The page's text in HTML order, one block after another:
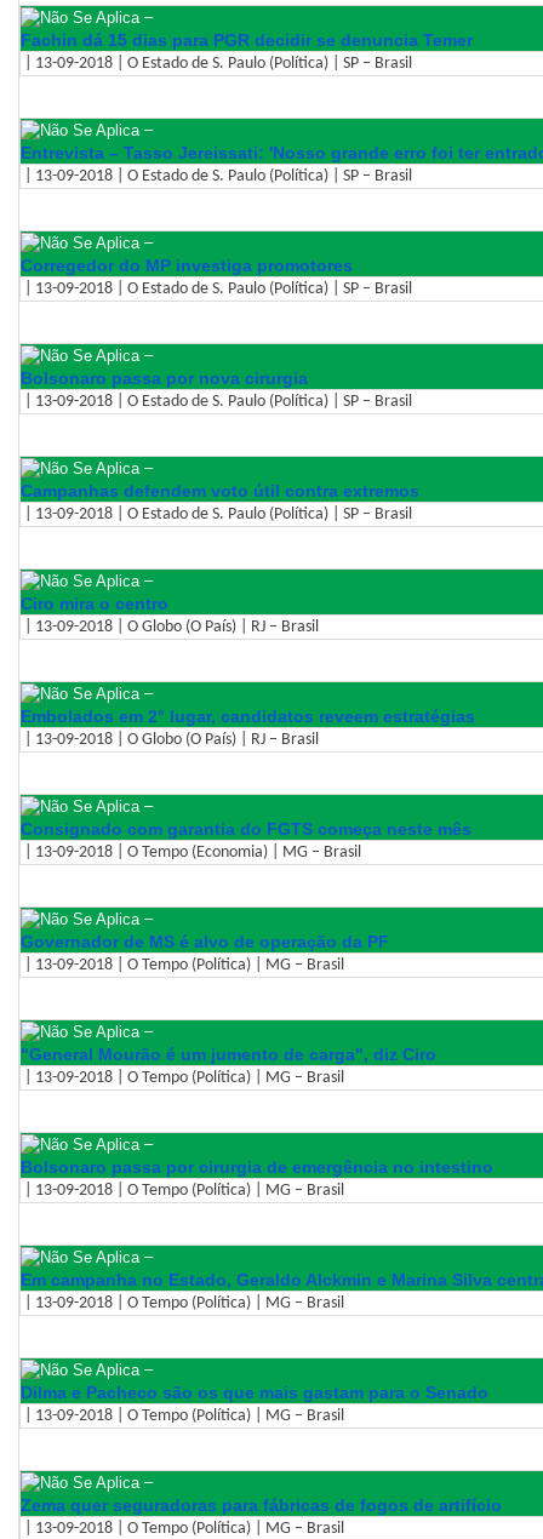
–
Fachin dá 15 dias para PGR decidir se denuncia Temer
| 13-09-2018 | O Estado de S. Paulo (Política) | SP – Brasil
–
Entrevista – Tasso Jereissati: 'Nosso grande erro foi ter
| 13-09-2018 | O Estado de S. Paulo (Política) | SP – Brasil
–
Corregedor do MP investiga promotores
| 13-09-2018 | O Estado de S. Paulo (Política) | SP – Brasil
–
Bolsonaro passa por nova cirurgia
| 13-09-2018 | O Estado de S. Paulo (Política) | SP – Brasil
–
Campanhas defendem voto útil contra extremos
| 13-09-2018 | O Estado de S. Paulo (Política) | SP – Brasil
–
Ciro mira o centro
| 13-09-2018 | O Globo (O País) | RJ – Brasil
–
Embolados em 2° lugar, candidatos reveem estratégias
| 13-09-2018 | O Globo (O País) | RJ – Brasil
–
Consignado com garantia do FGTS começa neste mês
| 13-09-2018 | O Tempo (Economia) | MG – Brasil
–
Governador de MS é alvo de operação da PF
| 13-09-2018 | O Tempo (Política) | MG – Brasil
–
"General Mourão é um jumento de carga", diz Ciro
| 13-09-2018 | O Tempo (Política) | MG – Brasil
–
Bolsonaro passa por cirurgia de emergência no intestino
| 13-09-2018 | O Tempo (Política) | MG – Brasil
–
Em campanha no Estado, Geraldo Alckmin e Marina Silva
| 13-09-2018 | O Tempo (Política) | MG – Brasil
–
Dilma e Pacheco são os que mais gastam para o Senado
| 13-09-2018 | O Tempo (Política) | MG – Brasil
–
Zema quer seguradoras para fábricas de fogos de artifício
| 13-09-2018 | O Tempo (Política) | MG – Brasil